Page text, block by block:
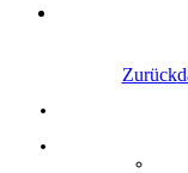
Zurück